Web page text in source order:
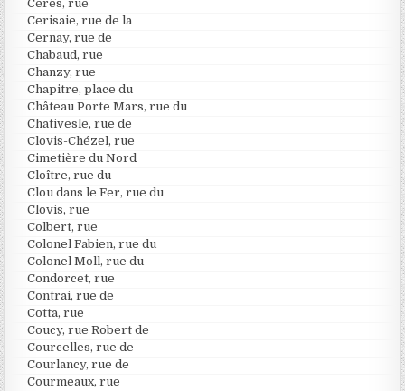
Cérès, rue
Cerisaie, rue de la
Cernay, rue de
Chabaud, rue
Chanzy, rue
Chapitre, place du
Château Porte Mars, rue du
Chativesle, rue de
Clovis-Chézel, rue
Cimetière du Nord
Cloître, rue du
Clou dans le Fer, rue du
Clovis, rue
Colbert, rue
Colonel Fabien, rue du
Colonel Moll, rue du
Condorcet, rue
Contrai, rue de
Cotta, rue
Coucy, rue Robert de
Courcelles, rue de
Courlancy, rue de
Courmeaux, rue